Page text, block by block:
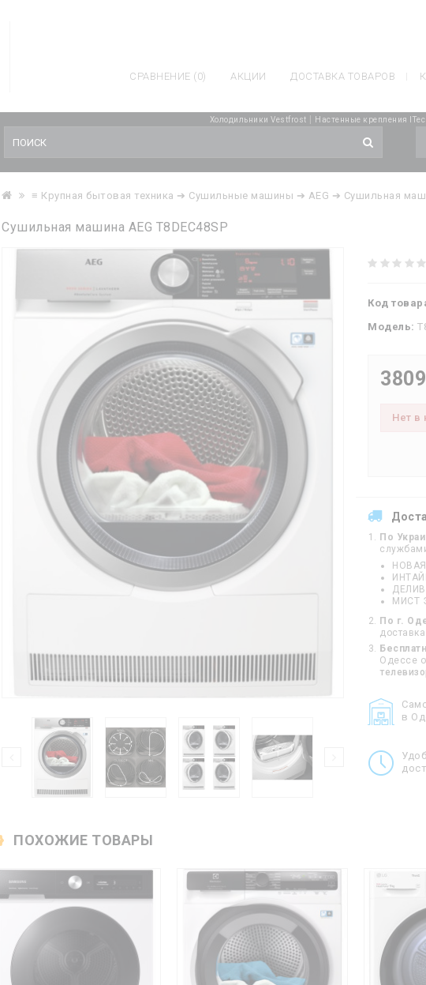
СРАВНЕНИЕ (0) АКЦИИ ДОСТАВКА ТОВАРОВ
Холодильники Vestfrost Настенные крепления
≡ Крупная бытовая техника ➔ Сушильные машины ➔ AEG ➔ Сушильная
Сушильная машина AEG T8DEC48SP
Код
Модель:
Нет в
По
МИСТ
По г.
доставка
Одессе
в
ПОХОЖИЕ ТОВАРЫ